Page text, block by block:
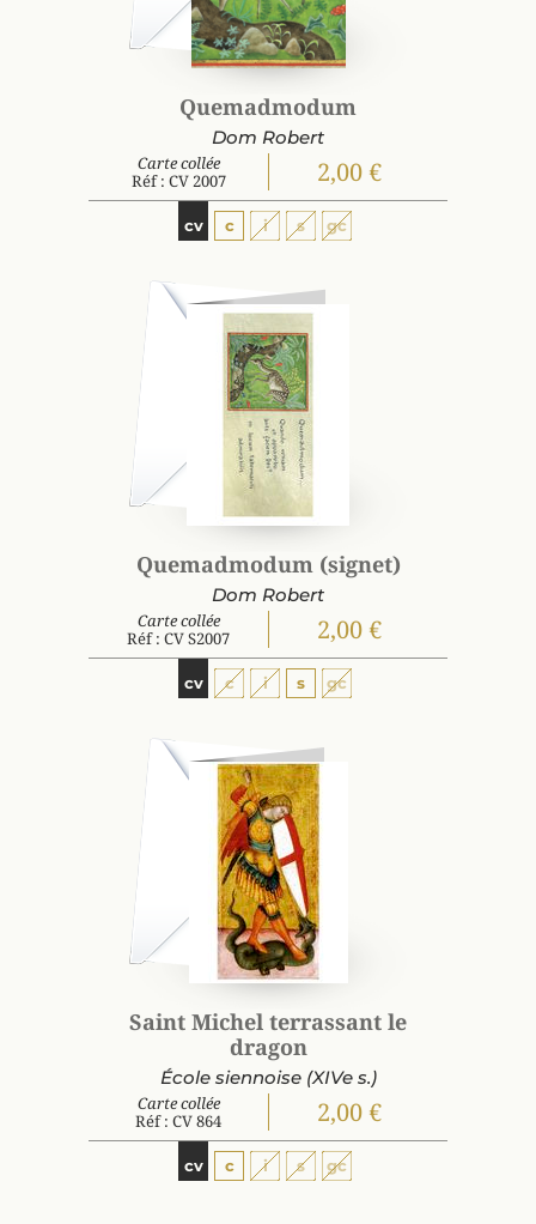
Quemadmodum
Dom Robert
Carte collée
Réf : CV 2007
2,00 €
cv c i s gc
Quemadmodum (signet)
Dom Robert
Carte collée
Réf : CV S2007
2,00 €
cv c i s gc
Saint Michel terrassant le
dragon
École siennoise (XIVe s.)
Carte collée
Réf : CV 864
2,00 €
cv c i s gc